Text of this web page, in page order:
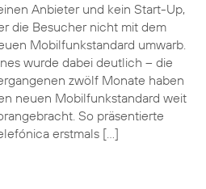
Anbieter und kein Start-Up,
die Besucher nicht mit dem
Mobilfunkstandard umwarb.
wurde dabei deutlich – die
zwölf Monate haben
neuen Mobilfunkstandard weit
So präsentierte
erstmals […]